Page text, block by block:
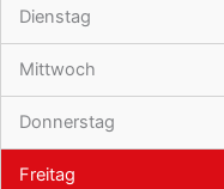
Dienstag
Mittwoch
Donnerstag
Freitag